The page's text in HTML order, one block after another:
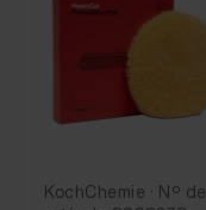
KochChemie · Nº de